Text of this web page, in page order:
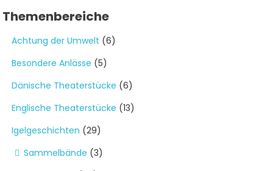
Themenbereiche
Achtung der Umwelt (6)
Besondere Anlässe (5)
Dänische Theaterstücke (6)
Englische Theaterstücke (13)
Igelgeschichten (29)
Sammelbände (3)